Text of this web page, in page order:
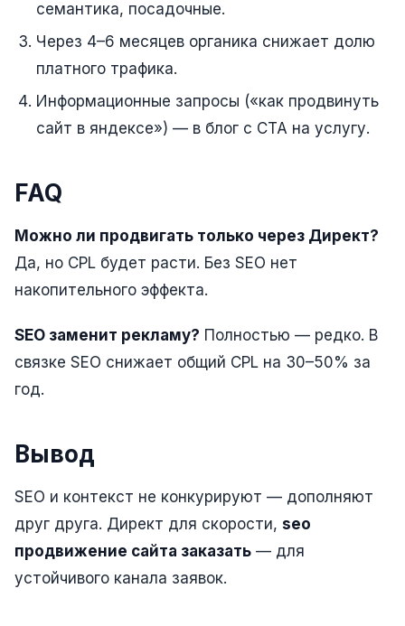
Яндекс.Метрика
Настройка систем аналитики
Дашборды и отчёты
GEO-продвижение в нейросетях и ИИ
семантика, посадочные.
Через 4–6 месяцев органика снижает долю
платного трафика.
Информационные запросы («как продвинуть
сайт в яндексе») — в блог с CTA на услугу.
FAQ
Можно ли продвигать только через Директ?
Да, но CPL будет расти. Без SEO нет
накопительного эффекта.
SEO заменит рекламу? Полностью — редко. В
связке SEO снижает общий CPL на 30–50% за
год.
Вывод
SEO и контекст не конкурируют — дополняют
друг друга. Директ для скорости, seo
продвижение сайта заказать — для
устойчивого канала заявок.